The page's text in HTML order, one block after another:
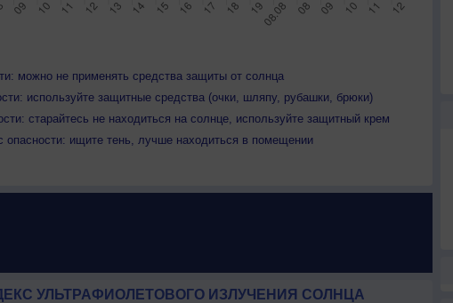
можно не применять средства защиты от солнца
используйте защитные средства (очки, шляпу, рубашки, брюки)
старайтесь не находиться на солнце, используйте защитный крем
опасности: ищите тень, лучше находиться в помещении
УЛЬТРАФИОЛЕТОВОГО ИЗЛУЧЕНИЯ СОЛНЦА